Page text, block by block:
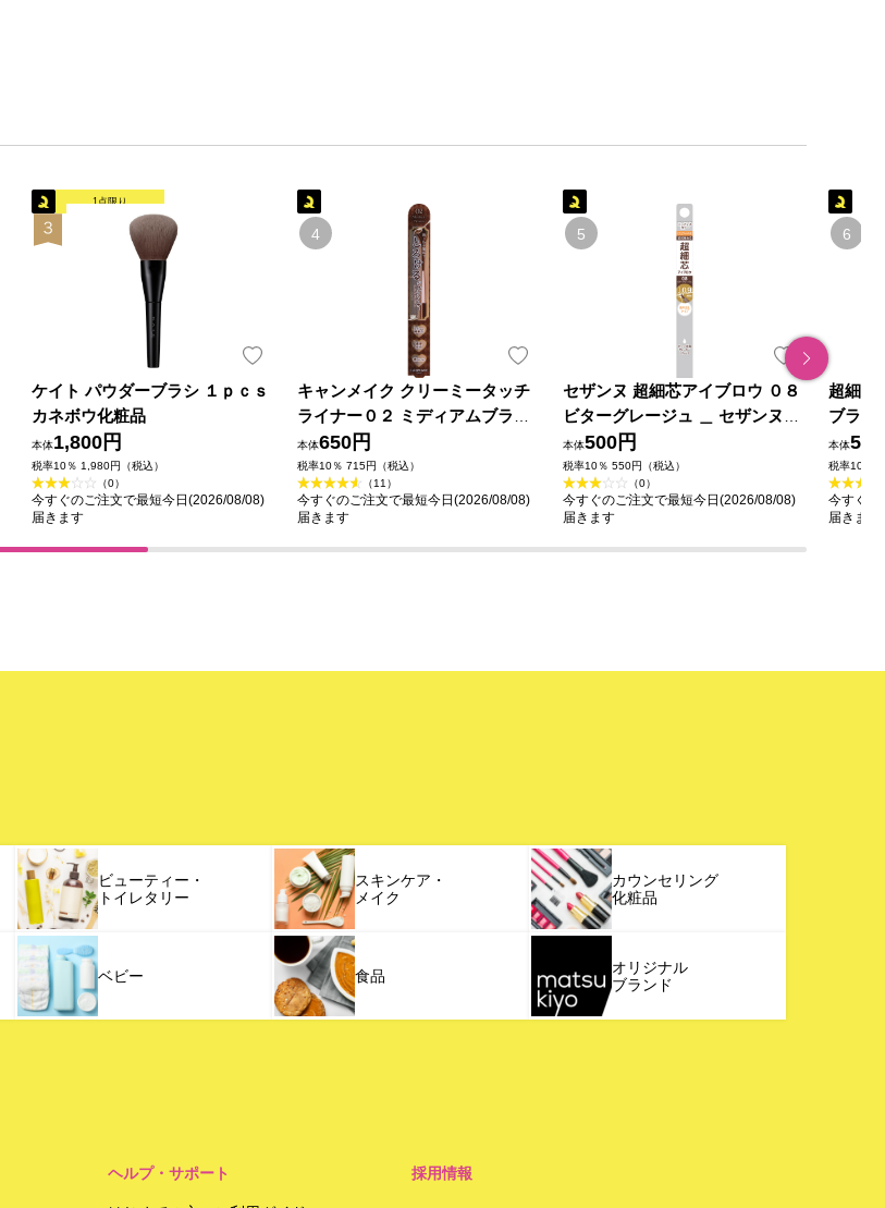
1点限り
ケイト パウダーブラシ １ｐｃｓ
カネボウ化粧品
本体1,800円
税率10％ 1,980円（税込）
（0）
今すぐのご注文で最短今日(2026/08/08)
届きます
キャンメイク クリーミータッチ
ライナー０２ ミディアムブラウ
ン ＿ 井田ラボラトリーズ
本体650円
税率10％ 715円（税込）
（11）
今すぐのご注文で最短今日(2026/08/08)
届きます
セザンヌ 超細芯アイブロウ ０８
ビターグレージュ ＿ セザンヌ化
粧品
本体500円
税率10％ 550円（税込）
（0）
今すぐのご注文で最短今日(2026/08/08)
届きます
超細芯
ブラウ
本体
税率10％
今すぐの
届きます
ビューティー・
トイレタリー
スキンケア・
メイク
カウンセリング
化粧品
ベビー 食品
オリジナル
ブランド
ヘルプ・サポート 採用情報